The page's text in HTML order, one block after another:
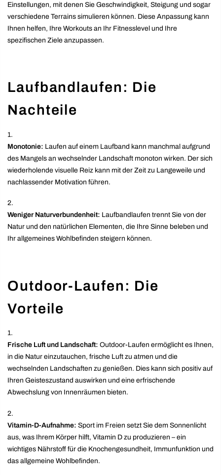
Einstellungen, mit denen Sie Geschwindigkeit, Steigung und sogar
verschiedene Terrains simulieren können. Diese Anpassung kann
Ihnen helfen, Ihre Workouts an Ihr Fitnesslevel und Ihre
spezifischen Ziele anzupassen.
Laufbandlaufen: Die
Nachteile
Monotonie: Laufen auf einem Laufband kann manchmal aufgrund
des Mangels an wechselnder Landschaft monoton wirken. Der sich
wiederholende visuelle Reiz kann mit der Zeit zu Langeweile und
nachlassender Motivation führen.
Weniger Naturverbundenheit: Laufbandlaufen trennt Sie von der
Natur und den natürlichen Elementen, die Ihre Sinne beleben und
Ihr allgemeines Wohlbefinden steigern können.
Outdoor-Laufen: Die
Vorteile
Frische Luft und Landschaft: Outdoor-Laufen ermöglicht es Ihnen,
in die Natur einzutauchen, frische Luft zu atmen und die
wechselnden Landschaften zu genießen. Dies kann sich positiv auf
Ihren Geisteszustand auswirken und eine erfrischende
Abwechslung von Innenräumen bieten.
Vitamin-D-Aufnahme: Sport im Freien setzt Sie dem Sonnenlicht
aus, was Ihrem Körper hilft, Vitamin D zu produzieren – ein
wichtiges Nährstoff für die Knochengesundheit, Immunfunktion und
das allgemeine Wohlbefinden.